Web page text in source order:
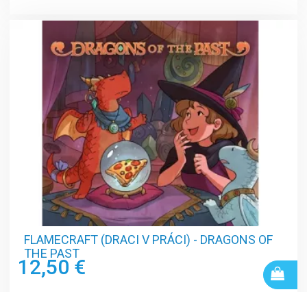
FLAMECRAFT (DRACI V PRÁCI) - DRAGONS OF
THE PAST
12,50 €